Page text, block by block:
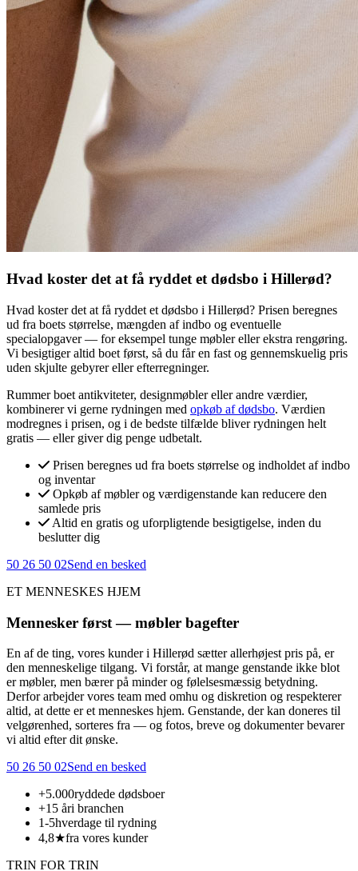
Hvad koster det at få ryddet et dødsbo i Hillerød?
Hvad koster det at få ryddet et dødsbo i Hillerød? Prisen beregnes
ud fra boets størrelse, mængden af indbo og eventuelle
specialopgaver — for eksempel tunge møbler eller ekstra rengøring.
Vi besigtiger altid boet først, så du får en fast og gennemskuelig pris
uden skjulte gebyrer eller efterregninger.
Rummer boet antikviteter, designmøbler eller andre værdier,
kombinerer vi gerne rydningen med opkøb af dødsbo. Værdien
modregnes i prisen, og i de bedste tilfælde bliver rydningen helt
gratis — eller giver dig penge udbetalt.
Prisen beregnes ud fra boets størrelse og indholdet af indbo
og inventar
Opkøb af møbler og værdigenstande kan reducere den
samlede pris
Altid en gratis og uforpligtende besigtigelse, inden du
beslutter dig
50 26 50 02Send en besked
ET MENNESKES HJEM
Mennesker først — møbler bagefter
En af de ting, vores kunder i Hillerød sætter allerhøjest pris på, er
den menneskelige tilgang. Vi forstår, at mange genstande ikke blot
er møbler, men bærer på minder og følelsesmæssig betydning.
Derfor arbejder vores team med omhu og diskretion og respekterer
altid, at dette er et menneskes hjem. Genstande, der kan doneres til
velgørenhed, sorteres fra — og fotos, breve og dokumenter bevarer
vi altid efter dit ønske.
50 26 50 02Send en besked
+5.000ryddede dødsboer
+15 åri branchen
1-5hverdage til rydning
4,8★fra vores kunder
TRIN FOR TRIN